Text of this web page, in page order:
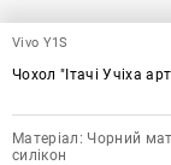
Vivo Y1S
Чохол "Ітачі Учіха
Матеріал: Чорний
силікон